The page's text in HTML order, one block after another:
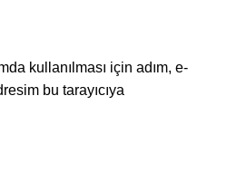
kullanılması için adım, e-
bu tarayıcıya